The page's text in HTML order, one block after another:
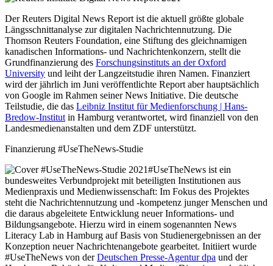
Der Reuters Digital News Report ist die aktuell größte globale
Längsschnittanalyse zur digitalen Nachrichtennutzung. Die
Thomson Reuters Foundation, eine Stiftung des gleichnamigen
kanadischen Informations- und Nachrichtenkonzern, stellt die
Grundfinanzierung des Forschungsinstituts an der Oxford
University und leiht der Langzeitstudie ihren Namen. Finanziert
wird der jährlich im Juni veröffentlichte Report aber hauptsächlich
von Google im Rahmen seiner News Initiative. Die deutsche
Teilstudie, die das Leibniz Institut für Medienforschung | Hans-
Bredow-Institut in Hamburg verantwortet, wird finanziell von den
Landesmedienanstalten und dem ZDF unterstützt.
Finanzierung #UseTheNews-Studie
#UseTheNews ist ein
bundesweites Verbundprojekt mit beteiligten Institutionen aus
Medienpraxis und Medienwissenschaft: Im Fokus des Projektes
steht die Nachrichtennutzung und -kompetenz junger Menschen und
die daraus abgeleitete Entwicklung neuer Informations- und
Bildungsangebote. Hierzu wird in einem sogenannten News
Literacy Lab in Hamburg auf Basis von Studienergebnissen an der
Konzeption neuer Nachrichtenangebote gearbeitet. Initiiert wurde
#UseTheNews von derDeutschen Presse-Agentur dpa und der